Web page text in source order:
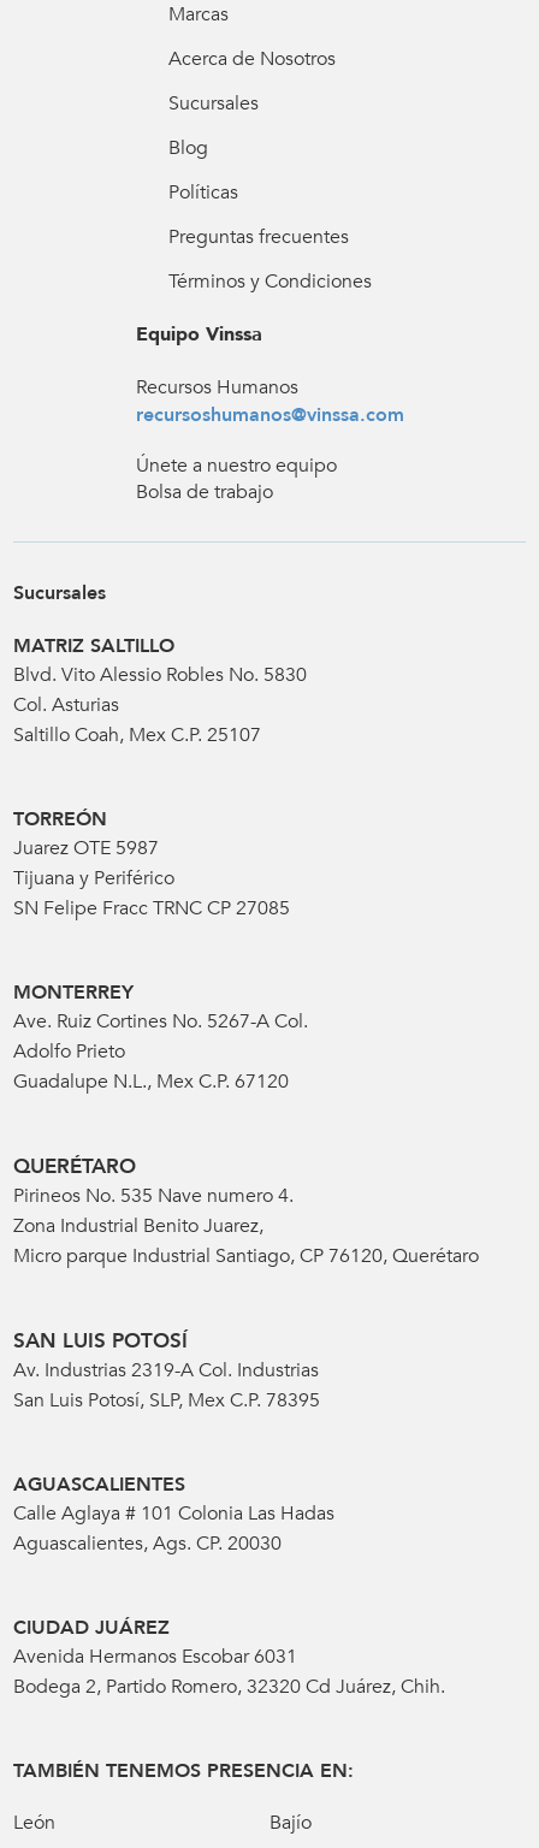
Marcas
Acerca de Nosotros
Sucursales
Blog
Políticas
Preguntas frecuentes
Términos y Condiciones
Equipo Vinssa
Recursos Humanos
recursoshumanos@vinssa.com
Únete a nuestro equipo
Bolsa de trabajo
Sucursales
MATRIZ SALTILLO
Blvd. Vito Alessio Robles No. 5830
Col. Asturias
Saltillo Coah, Mex C.P. 25107
TORREÓN
Juarez OTE 5987
Tijuana y Periférico
SN Felipe Fracc TRNC CP 27085
MONTERREY
Ave. Ruiz Cortines No. 5267-A Col.
Adolfo Prieto
Guadalupe N.L., Mex C.P. 67120
QUERÉTARO
Pirineos No. 535 Nave numero 4.
Zona Industrial Benito Juarez,
Micro parque Industrial Santiago, CP 76120, Querétaro
SAN LUIS POTOSÍ
Av. Industrias 2319-A Col. Industrias
San Luis Potosí, SLP, Mex C.P. 78395
AGUASCALIENTES
Calle Aglaya # 101 Colonia Las Hadas
Aguascalientes, Ags. CP. 20030
CIUDAD JUÁREZ
Avenida Hermanos Escobar 6031
Bodega 2, Partido Romero, 32320 Cd Juárez, Chih.
TAMBIÉN TENEMOS PRESENCIA EN:
León
Bajío